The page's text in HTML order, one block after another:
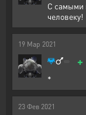
С самыми
человеку!
19 Мар 2021
+
*
23 Фев 2021